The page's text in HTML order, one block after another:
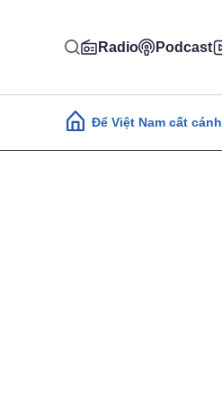
Radio Podcast
Main navigation
Để Việt Nam cất cánh